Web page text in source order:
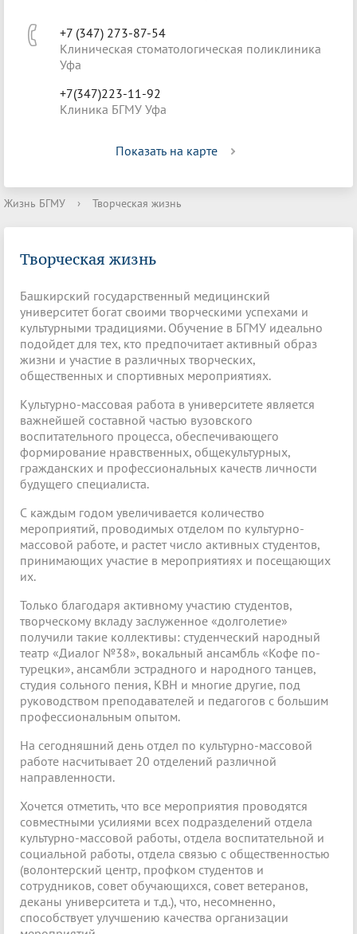
+7 (347) 273-87-54
Клиническая стоматологическая поликлиника
Уфа
+7(347)223-11-92
Клиника БГМУ Уфа
Показать на карте
Жизнь БГМУ › Творческая жизнь
Творческая жизнь
Башкирский государственный медицинский
университет богат своими творческими успехами и
культурными традициями. Обучение в БГМУ идеально
подойдет для тех, кто предпочитает активный образ
жизни и участие в различных творческих,
общественных и спортивных мероприятиях.
Культурно-массовая работа в университете является
важнейшей составной частью вузовского
воспитательного процесса, обеспечивающего
формирование нравственных, общекультурных,
гражданских и профессиональных качеств личности
будущего специалиста.
С каждым годом увеличивается количество
мероприятий, проводимых отделом по культурно-
массовой работе, и растет число активных студентов,
принимающих участие в мероприятиях и посещающих
их.
Только благодаря активному участию студентов,
творческому вкладу заслуженное «долголетие»
получили такие коллективы: студенческий народный
театр «Диалог №38», вокальный ансамбль «Кофе по-
турецки», ансамбли эстрадного и народного танцев,
студия сольного пения, КВН и многие другие, под
руководством преподавателей и педагогов с большим
профессиональным опытом.
На сегодняшний день отдел по культурно-массовой
работе насчитывает 20 отделений различной
направленности.
Хочется отметить, что все мероприятия проводятся
совместными усилиями всех подразделений отдела
культурно-массовой работы, отдела воспитательной и
социальной работы, отдела связью с общественностью
(волонтерский центр, профком студентов и
сотрудников, совет обучающихся, совет ветеранов,
деканы университета и т.д.), что, несомненно,
способствует улучшению качества организации